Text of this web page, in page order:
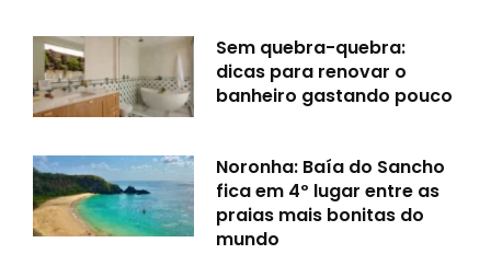
Sem quebra-quebra:
dicas para renovar o
banheiro gastando pouco
Noronha: Baía do Sancho
fica em 4º lugar entre as
praias mais bonitas do
mundo